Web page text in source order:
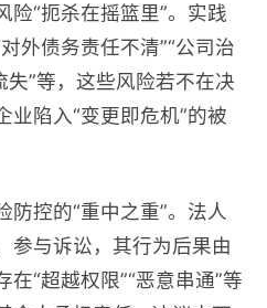
险“扼杀在摇篮里”。实践
外债务责任不清”“公司治
失”等，这些风险若不在决
业陷入“变更即危机”的被
防控的“重中之重”。法人
参与诉讼，其行为后果由
“超越权限”“恶意串通”等